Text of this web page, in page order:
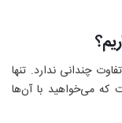
چندانی ندارد. تنها
که می‌خواهید با آن‌ها